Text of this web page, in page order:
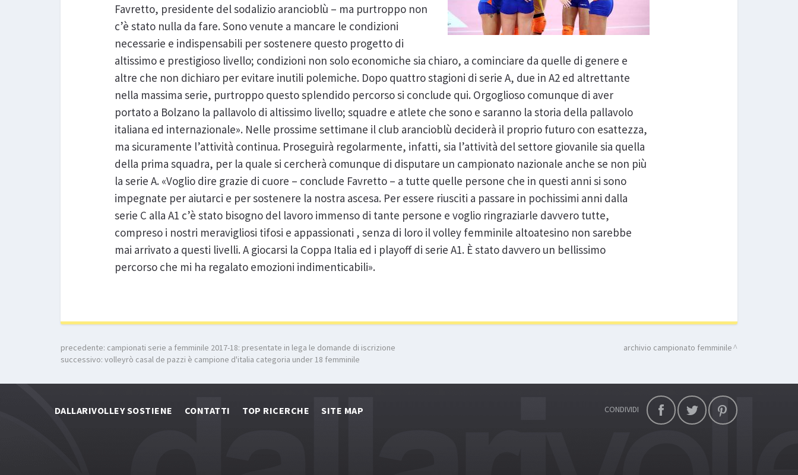
Favretto, presidente del sodalizio arancioblù – ma purtroppo non
c’è stato nulla da fare. Sono venute a mancare le condizioni
necessarie e indispensabili per sostenere questo progetto di
altissimo e prestigioso livello; condizioni non solo economiche sia chiaro, a cominciare da quelle di genere e
altre che non dichiaro per evitare inutili polemiche. Dopo quattro stagioni di serie A, due in A2 ed altrettante
nella massima serie, purtroppo questo splendido percorso si conclude qui. Orgoglioso comunque di aver
portato a Bolzano la pallavolo di altissimo livello; squadre e atlete che sono e saranno la storia della pallavolo
italiana ed internazionale». Nelle prossime settimane il club arancioblù deciderà il proprio futuro con esattezza,
ma sicuramente l’attività continua. Proseguirà regolarmente, infatti, sia l’attività del settore giovanile sia quella
della prima squadra, per la quale si cercherà comunque di disputare un campionato nazionale anche se non più
la serie A. «Voglio dire grazie di cuore – conclude Favretto – a tutte quelle persone che in questi anni si sono
impegnate per aiutarci e per sostenere la nostra ascesa. Per essere riusciti a passare in pochissimi anni dalla
serie C alla A1 c’è stato bisogno del lavoro immenso di tante persone e voglio ringraziarle davvero tutte,
compreso i nostri meravigliosi tifosi e appassionati , senza di loro il volley femminile altoatesino non sarebbe
mai arrivato a questi livelli. A giocarsi la Coppa Italia ed i playoff di serie A1. È stato davvero un bellissimo
percorso che mi ha regalato emozioni indimenticabili».
precedente: campionati serie a femminile 2017-18: presentate in lega le domande di iscrizione
successivo: volleyrò casal de pazzi è campione d'italia categoria under 18 femminile
archivio campionato femminile
DALLARIVOLLEY SOSTIENE CONTATTI TOP RICERCHE SITE MAP CONDIVIDI